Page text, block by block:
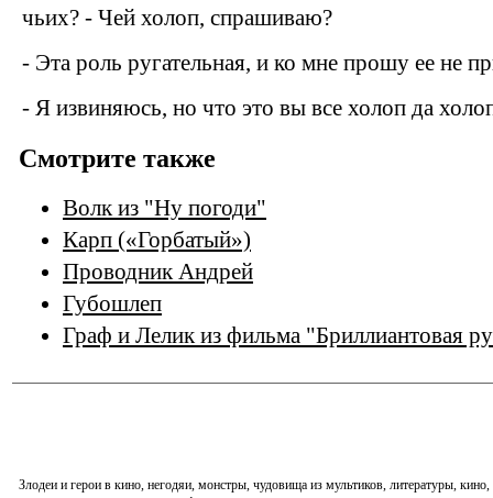
чьих? - Чей холоп, спрашиваю?
- Эта роль ругательная, и ко мне прошу ее не
- Я извиняюсь, но что это вы все холоп да
Смотрите также
Волк из "Ну погоди"
Карп («Горбатый»)
Проводник Андрей
Губошлеп
Граф и Лелик из фильма "Бриллиантовая
Злодеи и герои в кино, негодяи, монстры, чудовища из мультиков, литературы,